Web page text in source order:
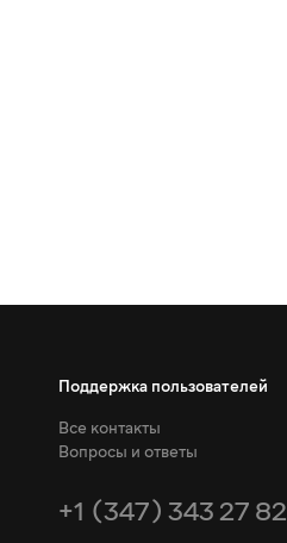
Поддержка пользователей
Все контакты
Вопросы и ответы
+1 (347) 343 27 82